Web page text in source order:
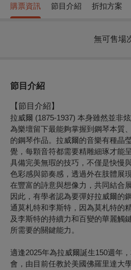
購票資訊 節目介紹 折扣方案
無可售場
節目介紹
【節目介紹】
拉威爾 (1875-1937) 本身雖然並非
為樂壇留下最能夠掌握到鋼琴本質
的鋼琴作品。拉威爾的音樂有種晶
覺，每顆音符都需要精雕細琢才能
具備完美無瑕的技巧，不僅是快慢
色彩感與節奏感，透過外在肢體展
在豐富的詩意與想像力，共同結合
因此，有學者認為要彈好拉威爾的
通莫札特和李斯特，因為莫札特的
及李斯特的持續力和百變的華麗觸
所需要的關鍵能力。
適逢2025年為拉威爾誕生150週年
會，由目前任教於美國佛羅里達大